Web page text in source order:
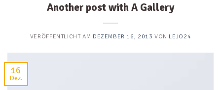
Another post with A Gallery
VERÖFFENTLICHT AM DEZEMBER 16, 2013 VON LEJO24
16
Dez.